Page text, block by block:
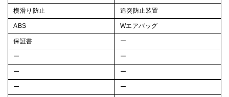
横滑り防止 追突防止装置
ABS Wエアバッグ
保証書 ー
ー ー
ー ー
ー ー